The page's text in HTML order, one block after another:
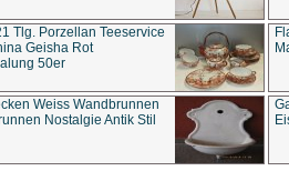
Tlg. Porzellan Teeservice
Geisha Rot
50er
Weiss Wandbrunnen
Nostalgie Antik Stil